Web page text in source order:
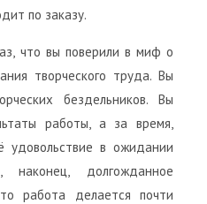
по заказу.
что вы поверили в миф о
творческого труда. Вы
бездельников. Вы
работы, а за время,
удовольствие в ожидании
долгожданное
работа делается почти